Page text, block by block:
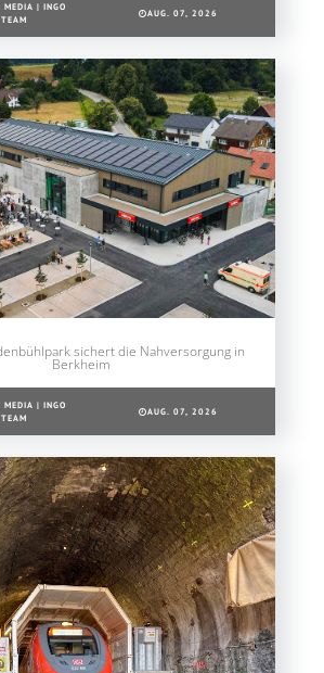
MEDIA | INGO
AUG. 07, 2026
sichert die Nahversorgung in
Berkheim
MEDIA | INGO
AUG. 07, 2026